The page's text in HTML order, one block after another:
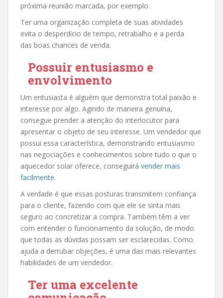
próxima reunião marcada, por exemplo.
Ter uma organização completa de suas atividades
evita o desperdício de tempo, retrabalho e a perda
das boas chances de venda.
Possuir entusiasmo e
envolvimento
Um entusiasta é alguém que demonstra total paixão e
interesse por algo. Agindo de maneira genuína,
consegue prender a atenção do interlocutor para
apresentar o objeto de seu interesse. Um vendedor que
possui essa característica, demonstrando entusiasmo
nas negociações e conhecimentos sobre tudo o que o
aquecedor solar oferece, conseguirá vender mais
facilmente.
A verdade é que essas posturas transmitem confiança
para o cliente, fazendo com que ele se sinta mais
seguro ao concretizar a compra. Também têm a ver
com entender o funcionamento da solução, de modo
que todas as dúvidas possam ser esclarecidas. Como
ajuda a derrubar objeções, é uma das mais relevantes
habilidades de um vendedor.
Ter uma excelente